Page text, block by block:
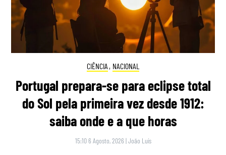
CIÊNCIA , NACIONAL
Portugal prepara-se para eclipse total
do Sol pela primeira vez desde 1912:
saiba onde e a que horas
15:10 6 Agosto, 2026 |João Luís